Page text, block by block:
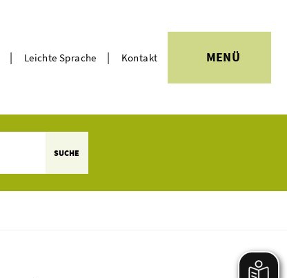
| Leichte Sprache | Kontakt MENÜ
SUCHE